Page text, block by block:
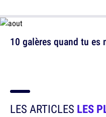
10 galères quand tu es
LES ARTICLES LES